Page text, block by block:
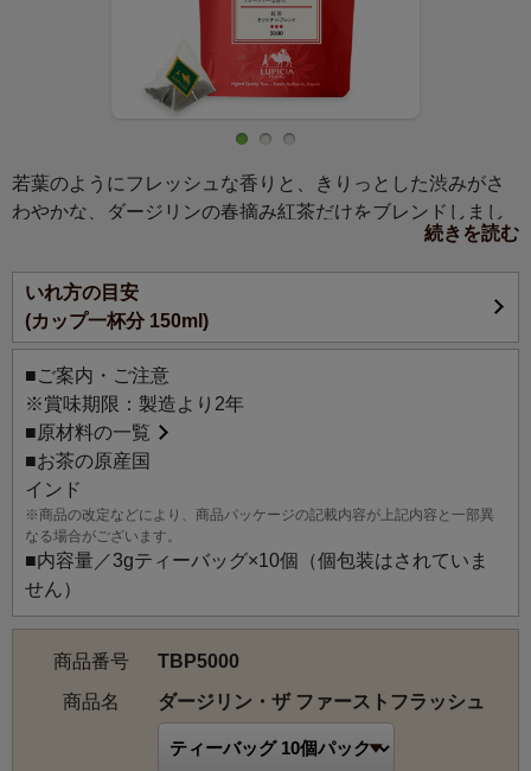
若葉のようにフレッシュな香りと、きりっとした渋みがさ
わやかな、ダージリンの春摘み紅茶だけをブレンドしまし
た。春風のようにやさしい風味をお楽しみください。続きを読む
いれ方の目安
(カップ一杯分 150ml)
■ご案内・ご注意
※賞味期限：製造より2年
■原材料の一覧
■お茶の原産国
インド
※商品の改定などにより、商品パッケージの記載内容が上記内容と一部異
なる場合がございます。
■内容量／3gティーバッグ×10個（個包装はされていま
せん）
商品番号
TBP5000
商品名
ダージリン・ザ ファーストフラッシュ